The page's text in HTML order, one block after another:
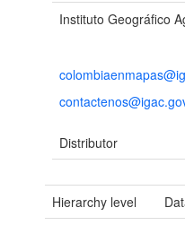
Instituto Geográfico
Distributor
Hierarchy level